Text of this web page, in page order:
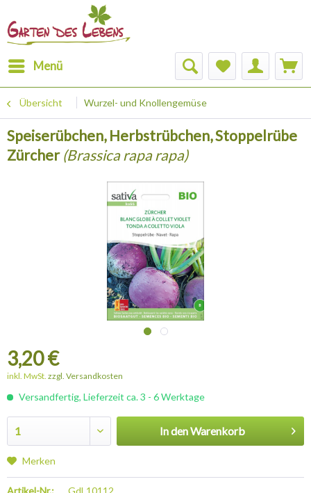
Menü
Übersicht Wurzel- und Knollengemüse
Speiserübchen, Herbstrübchen, Stoppelrübe
Zürcher (Brassica rapa rapa)
3,20 €
inkl. MwSt. zzgl. Versandkosten
Versandfertig, Lieferzeit ca. 3 - 6 Werktage
In denWarenkorb
Merken
Artikel-Nr.:
GdL10112